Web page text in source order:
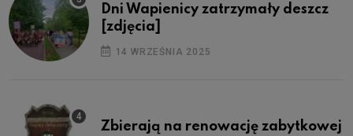
Dni Wapienicy zatrzymały deszcz
[zdjęcia]
14 WRZEŚNIA 2025
Zbierają na renowację zabytkowej